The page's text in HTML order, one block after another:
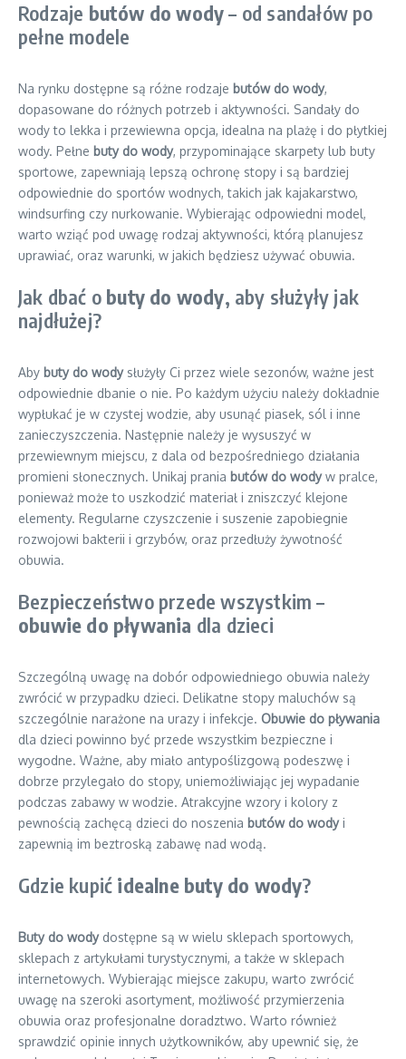
Rodzaje butów do wody– od sandałów po
pełne modele
Na rynku dostępne są różne rodzaje butów do wody,
dopasowane do różnych potrzeb i aktywności. Sandały do
wody to lekka i przewiewna opcja, idealna na plażę i do płytkiej
wody. Pełne buty do wody, przypominające skarpety lub buty
sportowe, zapewniają lepszą ochronę stopy i są bardziej
odpowiednie do sportów wodnych, takich jak kajakarstwo,
windsurfing czy nurkowanie. Wybierając odpowiedni model,
warto wziąć pod uwagę rodzaj aktywności, którą planujesz
uprawiać, oraz warunki, w jakich będziesz używać obuwia.
Jak dbać o buty do wody, aby służyły jak
najdłużej?
Aby buty do wodysłużyły Ci przez wiele sezonów, ważne jest
odpowiednie dbanie o nie. Po każdym użyciu należy dokładnie
wypłukać je w czystej wodzie, aby usunąć piasek, sól i inne
zanieczyszczenia. Następnie należy je wysuszyć w
przewiewnym miejscu, z dala od bezpośredniego działania
promieni słonecznych. Unikaj prania butów do wodyw pralce,
ponieważ może to uszkodzić materiał i zniszczyć klejone
elementy. Regularne czyszczenie i suszenie zapobiegnie
rozwojowi bakterii i grzybów, oraz przedłuży żywotność
obuwia.
Bezpieczeństwo przede wszystkim –
obuwie do pływania dla dzieci
Szczególną uwagę na dobór odpowiedniego obuwia należy
zwrócić w przypadku dzieci. Delikatne stopy maluchów są
szczególnie narażone na urazy i infekcje. Obuwie do pływania
dla dzieci powinno być przede wszystkim bezpieczne i
wygodne. Ważne, aby miało antypoślizgową podeszwę i
dobrze przylegało do stopy, uniemożliwiając jej wypadanie
podczas zabawy w wodzie. Atrakcyjne wzory i kolory z
pewnością zachęcą dzieci do noszenia butów do wodyi
zapewnią im beztroską zabawę nad wodą.
Gdzie kupić idealne buty do wody?
Buty do wodydostępne są w wielu sklepach sportowych,
sklepach z artykułami turystycznymi, a także w sklepach
internetowych. Wybierając miejsce zakupu, warto zwrócić
uwagę na szeroki asortyment, możliwość przymierzenia
obuwia oraz profesjonalne doradztwo. Warto również
sprawdzić opinie innych użytkowników, aby upewnić się, że